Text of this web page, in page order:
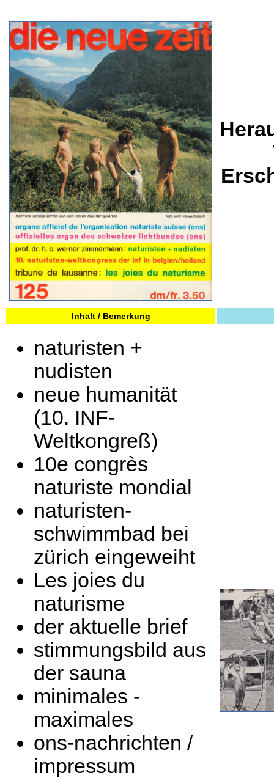
Inhalt / Bemerkung
naturisten +
nudisten
neue humanität
(10. INF-
Weltkongreß)
10e congrès
naturiste mondial
naturisten-
schwimmbad bei
zürich eingeweiht
Les joies du
naturisme
der aktuelle brief
stimmungsbild aus
der sauna
minimales -
maximales
ons-nachrichten /
impressum